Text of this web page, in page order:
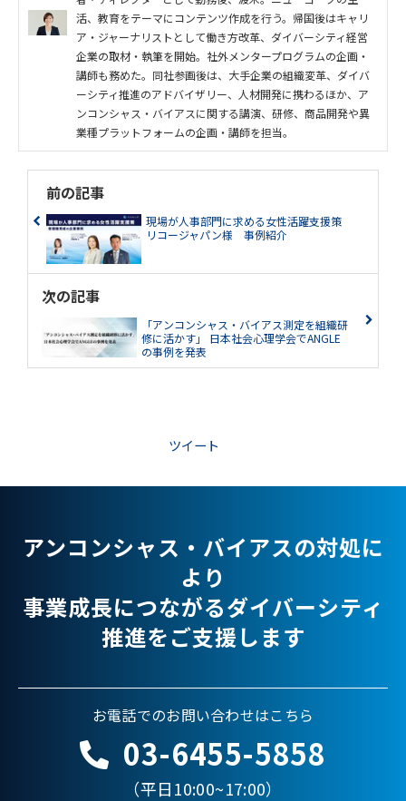
活、教育をテーマにコンテンツ作成を行う。帰国後はキャリ
ア・ジャーナリストとして働き方改革、ダイバーシティ経営
企業の取材・執筆を開始。社外メンタープログラムの企画・
講師も務めた。同社参画後は、大手企業の組織変革、ダイバ
ーシティ推進のアドバイザリー、人材開発に携わるほか、ア
ンコンシャス・バイアスに関する講演、研修、商品開発や異
業種プラットフォームの企画・講師を担当。
前の記事
現場が人事部門に求める女性活躍支援策
リコージャパン様 事例紹介
次の記事
「アンコンシャス・バイアス測定を組織研
修に活かす」 日本社会心理学会でANGLE
の事例を発表
ツイート
アンコンシャス・バイアスの対処に
より
事業成長につながるダイバーシティ
推進をご支援します
お電話でのお問い合わせはこちら
03-6455-5858
（平日10:00~17:00）